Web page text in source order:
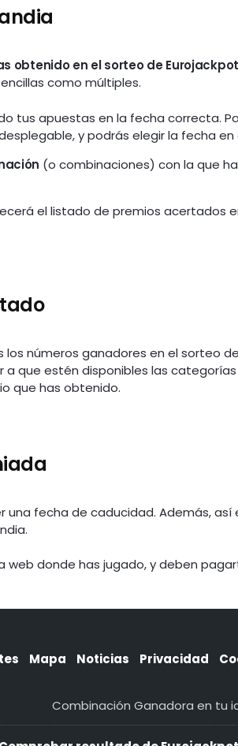
obtenido en el sorteo de
como múltiples.
tus apuestas en la fecha correcta.
y podrás elegir la fecha en
(o combinaciones) con la que
el listado de premios acertados
números ganadores en el sorteo
que estén disponibles las
que has obtenido.
una fecha de caducidad. Además, así
web donde has jugado, y deben
Mapa Noticias Privacidad
Combinación Ganadora en tu